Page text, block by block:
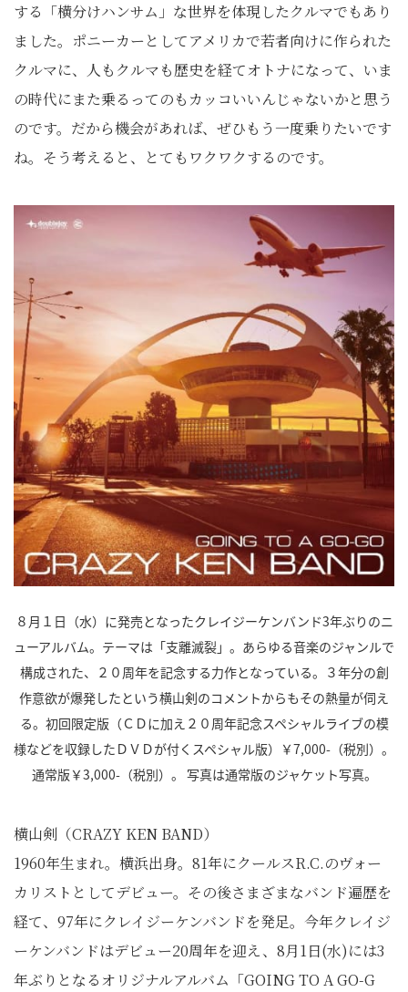
する「横分けハンサム」な世界を体現したクルマでもあり
ました。ポニーカーとしてアメリカで若者向けに作られた
クルマに、人もクルマも歴史を経てオトナになって、いま
の時代にまた乗るってのもカッコいいんじゃないかと思う
のです。だから機会があれば、ぜひもう一度乗りたいです
ね。そう考えると、とてもワクワクするのです。
８月１日（水）に発売となったクレイジーケンバンド3年ぶりのニ
ューアルバム。テーマは「支離滅裂」。あらゆる音楽のジャンルで
構成された、２０周年を記念する力作となっている。３年分の創
作意欲が爆発したという横山剣のコメントからもその熱量が伺え
る。初回限定版（ＣＤに加え２０周年記念スペシャルライブの模
様などを収録したＤＶＤが付くスペシャル版）￥7,000-（税別）。
通常版￥3,000-（税別）。 写真は通常版のジャケット写真。
横山剣（CRAZY KEN BAND）
1960年生まれ。横浜出身。81年にクールスR.C.のヴォー
カリストとしてデビュー。その後さまざまなバンド遍歴を
経て、97年にクレイジーケンバンドを発足。今年クレイジ
ーケンバンドはデビュー20周年を迎え、8月1日(水)には3
年ぶりとなるオリジナルアルバム「GOING TO A GO-G